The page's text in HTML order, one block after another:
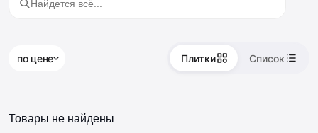
по цене Плитки Список
Товары не найдены